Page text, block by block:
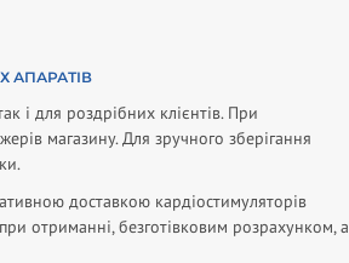
АПАРАТІВ
і для роздрібних клієнтів. При
магазину. Для зручного зберігання
доставкою кардіостимуляторів
отриманні, безготівковим розрахунком, а